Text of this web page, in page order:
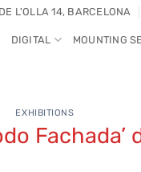
L'OLLA 14, BARCELONA
DIGITAL MOUNTING
EXHIBITIONS